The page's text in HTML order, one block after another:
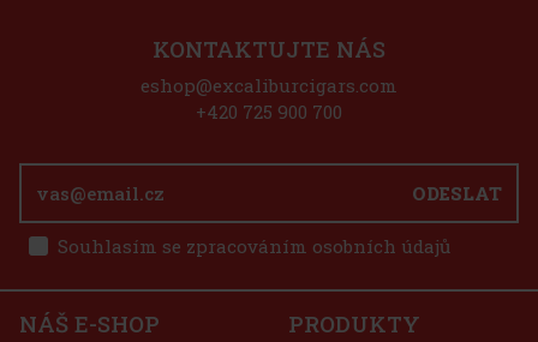
4 Count Humi Pack Toro - 4 ks
5 ks)
obsahuje Esteban Carerras: Mr. Brownstone Toro
s nádechem cedru a kořením. Cashmere
hladkou a krémovou chuť. Dictador´s Hand Toro
zemitosti a cedrového dřeva. Hell Cat
ks)
ODESLAT
Souhlasím se zpracováním osobních údajů
KONTAKTUJTE NÁS
eshop@excaliburcigars.com
+420 725 900 700
NÁŠ E-SHOP PRODUKTY